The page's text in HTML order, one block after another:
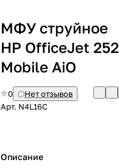
МФУ струйное
HP OfficeJet 252
Mobile AiO
0
Нет отзывов
Арт. N4L16C
Описание